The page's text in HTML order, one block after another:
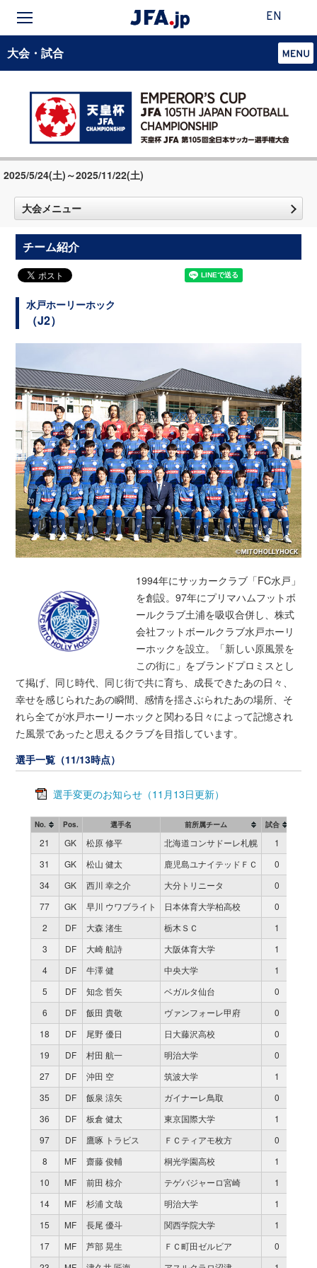
EN
大会・試合
2025/5/24(土)～2025/11/22(土)
大会メニュー
チーム紹介
水戸ホーリーホック
（J2）
1994年にサッカークラブ「FC水戸」
を創設。97年にプリマハムフットボ
ールクラブ土浦を吸収合併し、株式
会社フットボールクラブ水戸ホーリ
ーホックを設立。「新しい原風景を
この街に」をブランドプロミスとし
て掲げ、同じ時代、同じ街で共に育ち、成長できたあの日々、
幸せを感じられたあの瞬間、感情を揺さぶられたあの場所、そ
れら全てが水戸ホーリーホックと関わる日々によって記憶され
た風景であったと思えるクラブを目指しています。
選手一覧（11/13時点）
選手変更のお知らせ（11月13日更新）
No. Pos. 選手名 前所属チーム 試合
21 GK 松原 修平 北海道コンサドーレ札幌 1
31
GK 松山 健太 鹿児島ユナイテッドＦＣ 0
34
GK 西川 幸之介 大分トリニータ 0
77
GK 早川 ウワブライト 日本体育大学柏高校 0
2
DF 大森 渚生 栃木ＳＣ 1
3
DF 大崎 航詩 大阪体育大学 1
4
DF 牛澤 健 中央大学 1
5
DF 知念 哲矢 ベガルタ仙台 0
6
DF 飯田 貴敬 ヴァンフォーレ甲府 0
18
DF 尾野 優日 日大藤沢高校 0
19
DF 村田 航一 明治大学 0
27
DF 沖田 空 筑波大学 1
35
DF 飯泉 涼矢 ガイナーレ鳥取 0
36
DF 板倉 健太 東京国際大学 1
97
DF 鷹啄 トラビス ＦＣティアモ枚方 0
8
MF 齋藤 俊輔 桐光学園高校 1
10
MF 前田 椋介 テゲバジャーロ宮崎 1
14
MF 杉浦 文哉 明治大学 1
15
MF 長尾 優斗 関西学院大学 1
17
MF 芦部 晃生 ＦＣ町田ゼルビア 0